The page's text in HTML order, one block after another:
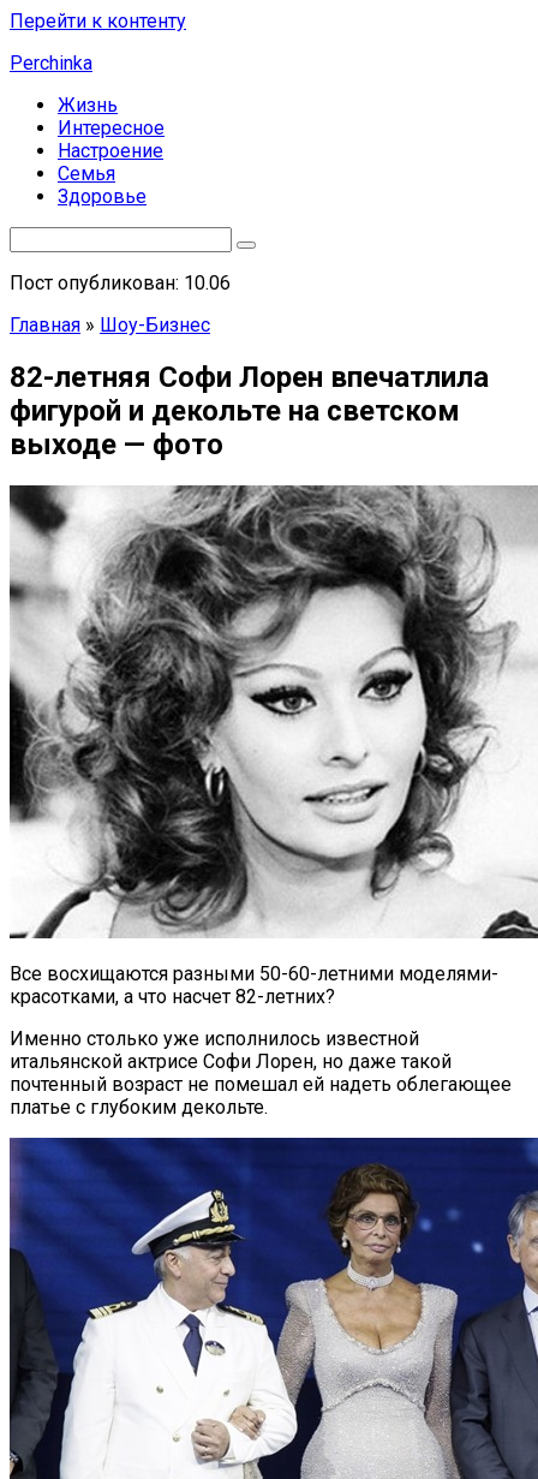
Перейти к контенту
Perchinka
Жизнь
Интересное
Настроение
Семья
Здоровье
Пост опубликован: 10.06
Главная » Шоу-Бизнес
82-летняя Софи Лорен впечатлила
фигурой и декольте на светском
выходе — фото
Все восхищаются разными 50-60-летними моделями-
красотками, а что насчет 82-летних?
Именно столько уже исполнилось известной
итальянской актрисе Софи Лорен, но даже такой
почтенный возраст не помешал ей надеть облегающее
платье с глубоким декольте.